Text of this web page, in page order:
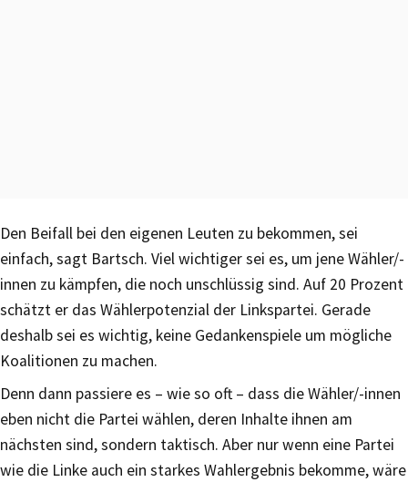
Den Beifall bei den eigenen Leuten zu bekommen, sei
einfach, sagt Bartsch. Viel wichtiger sei es, um jene Wähler/-
innen zu kämpfen, die noch unschlüssig sind. Auf 20 Prozent
schätzt er das Wählerpotenzial der Linkspartei. Gerade
deshalb sei es wichtig, keine Gedankenspiele um mögliche
Koalitionen zu machen.
Denn dann passiere es – wie so oft – dass die Wähler/-innen
eben nicht die Partei wählen, deren Inhalte ihnen am
nächsten sind, sondern taktisch. Aber nur wenn eine Partei
wie die Linke auch ein starkes Wahlergebnis bekomme, wäre